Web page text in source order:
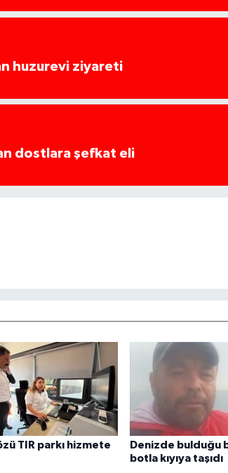
huzurevi ziyareti
dostlara şefkat eli
TIR parkı hizmete
Denizde bulduğu
botla kıyıya taşıdı